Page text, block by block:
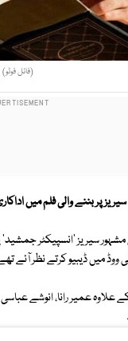
(فائل فوٹو)
پر بننے والی فلم میں
مشہور سیریز 'انسپیکٹر
ووڈ میں ڈیبیو کرتے نظر آئے
عمیر رانا، انوشے